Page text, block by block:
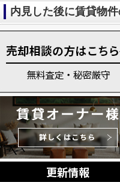
内見した後に賃貸物
更新情報